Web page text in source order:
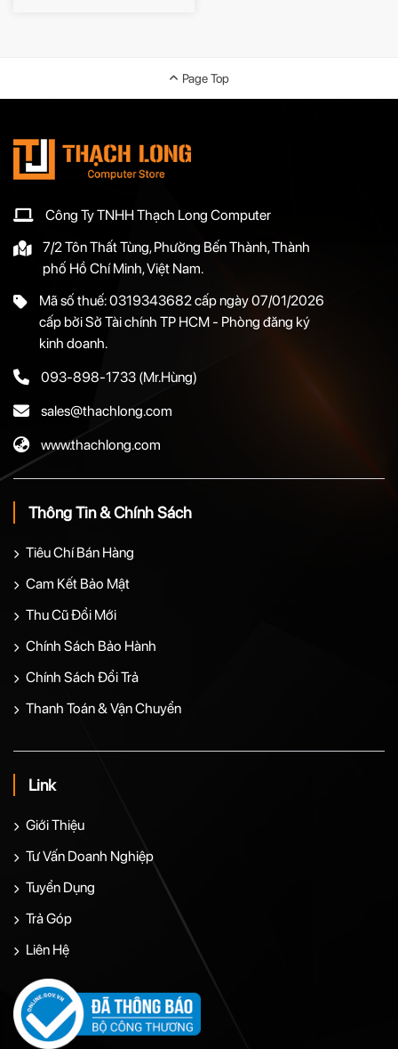
Page Top
Công Ty TNHH Thạch Long Computer
7/2 Tôn Thất Tùng, Phường Bến Thành, Thành
phố Hồ Chí Minh, Việt Nam.
Mã số thuế: 0319343682 cấp ngày 07/01/2026
cấp bởi Sở Tài chính TP HCM - Phòng đăng ký
kinh doanh.
093-898-1733 (Mr.Hùng)
sales@thachlong.com
www.thachlong.com
Thông Tin & Chính Sách
Tiêu Chí Bán Hàng
Cam Kết Bảo Mật
Thu Cũ Đổi Mới
Chính Sách Bảo Hành
Chính Sách Đổi Trả
Thanh Toán & Vận Chuyển
Link
Giới Thiệu
Tư Vấn Doanh Nghiệp
Tuyển Dụng
Trả Góp
Liên Hệ